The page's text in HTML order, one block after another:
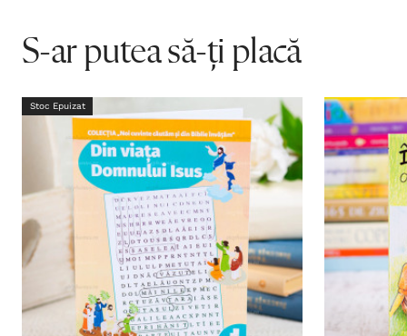
S-ar putea să-ți placă
Stoc Epuizat